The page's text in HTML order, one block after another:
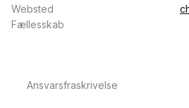
Websted
Fællesskab
Ansvarsfraskrivelse